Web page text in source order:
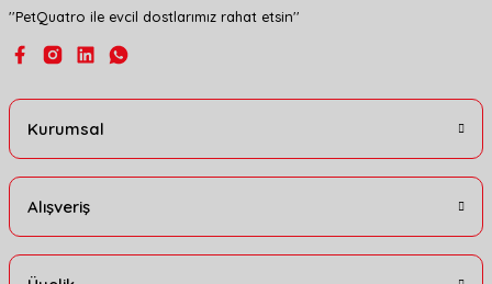
''PetQuatro ile evcil dostlarımız rahat etsin''
Kurumsal
Alışveriş